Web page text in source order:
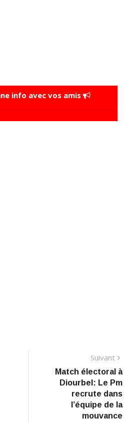
info avec vos amis
Suivant
Match électoral à
Diourbel: Le Pm
recrute dans
l’équipe de la
mouvance